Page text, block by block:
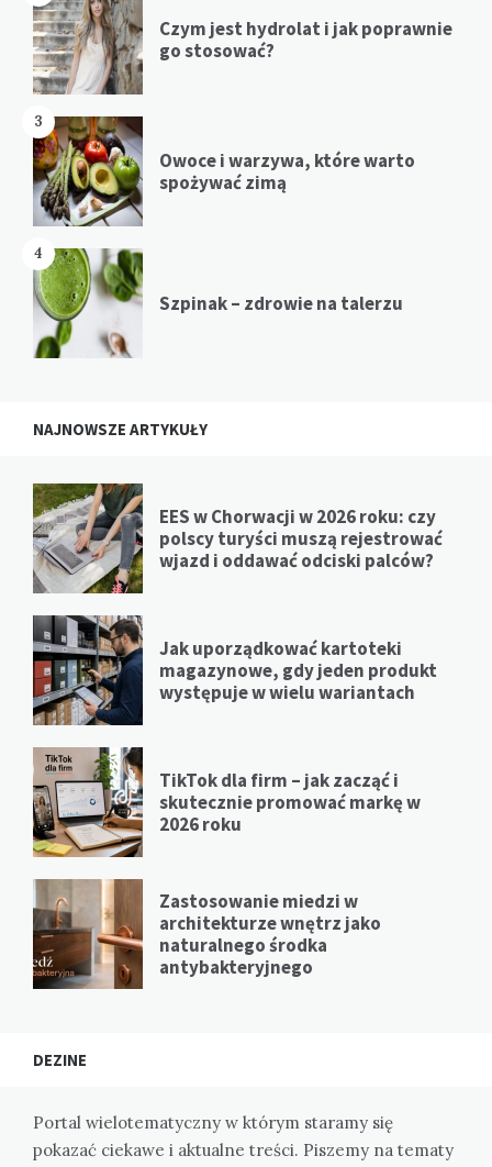
Czym jest hydrolat i jak poprawnie
go stosować?
3
Owoce i warzywa, które warto
spożywać zimą
4
Szpinak – zdrowie na talerzu
NAJNOWSZE ARTYKUŁY
EES w Chorwacji w 2026 roku: czy
polscy turyści muszą rejestrować
wjazd i oddawać odciski palców?
Jak uporządkować kartoteki
magazynowe, gdy jeden produkt
występuje w wielu wariantach
TikTok dla firm – jak zacząć i
skutecznie promować markę w
2026 roku
Zastosowanie miedzi w
architekturze wnętrz jako
naturalnego środka
antybakteryjnego
DEZINE
Portal wielotematyczny w którym staramy się
pokazać ciekawe i aktualne treści. Piszemy na tematy